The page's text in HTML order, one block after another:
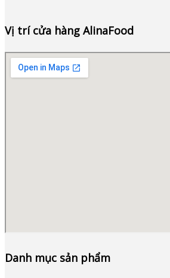
Vị trí cửa hàng AlinaFood
Danh mục sản phẩm